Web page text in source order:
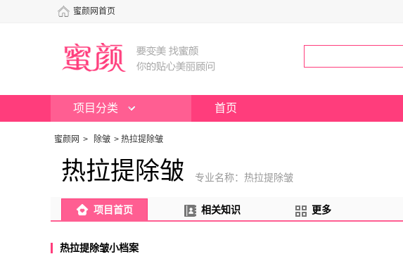
蜜颜网首页
项目分类 首页
蜜颜网 > 除皱 > 热拉提除皱
热拉提除皱 专业名称：热拉提除皱
项目首页 相关知识 更多
热拉提除皱小档案